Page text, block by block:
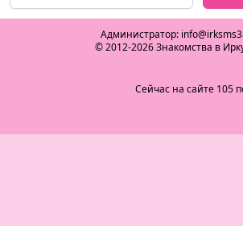
Администратор:
© 2012-2026 Знакомства в
Сейчас на сайте 105